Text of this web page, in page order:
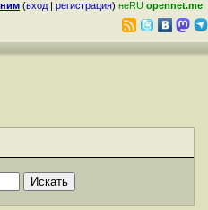
(вход | регистрация) неRU opennet.me